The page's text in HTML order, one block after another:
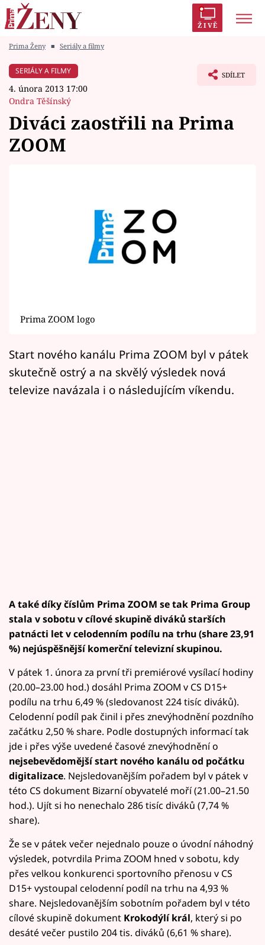
ŽIVĚ
Módní alarm
Témata
Filmový festival Karlovy Vary
Pořady
Mámy sobě
Prima Ženy ■ Seriály a filmy
SERIÁLY A FILMY
4. února 2013 17:00
Ondra Těšínský
SDÍLET
Diváci zaostřili na Prima
ZOOM
Prima ZOOM logo
Start nového kanálu Prima ZOOM byl v pátek
skutečně ostrý a na skvělý výsledek nová
televize navázala i o následujícím víkendu.
A také díky číslům Prima ZOOM se tak Prima Group
stala v sobotu v cílové skupině diváků starších
patnácti let v celodenním podílu na trhu (share 23,91
%) nejúspěšnější komerční televizní skupinou.
V pátek 1. února za první tři premiérové vysílací hodiny
(20.00–23.00 hod.) dosáhl Prima ZOOM v CS D15+
podílu na trhu 6,49 % (sledovanost 224 tisíc diváků).
Celodenní podíl pak činil i přes znevýhodnění pozdního
začátku 2,50 % share. Podle dostupných informací tak
jde i přes výše uvedené časové znevýhodnění o
nejsebevědomější start nového kanálu od počátku
digitalizace. Nejsledovanějším pořadem byl v pátek v
této CS dokument Bizarní obyvatelé moří (21.00–21.50
hod.). Ujít si ho nenechalo 286 tisíc diváků (7,74 %
share).
Že se v pátek večer nejednalo pouze o úvodní náhodný
výsledek, potvrdila Prima ZOOM hned v sobotu, kdy
přes velkou konkurenci sportovního přenosu v CS
D15+ vystoupal celodenní podíl na trhu na 4,93 %
share. Nejsledovanějším sobotním pořadem byl v této
cílové skupině dokument Krokodýlí král, který si po
desáté večer pustilo 204 tis. diváků (6,61 % share).